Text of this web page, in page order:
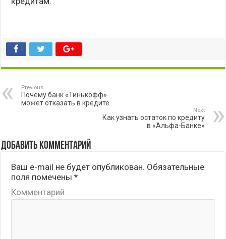
Previous
Почему банк «Тинькофф»
может отказать в кредите
Next
Как узнать остаток по кредиту
в «Альфа-Банке»
Добавить комментарий
Ваш e-mail не будет опубликован. Обязательные
поля помечены*
Комментарий